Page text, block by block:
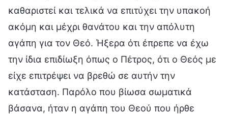
καθαριστεί και τελικά να επιτύχει την υπακοή
ακόμη και μέχρι θανάτου και την απόλυτη
αγάπη για τον Θεό. Ήξερα ότι έπρεπε να έχω
την ίδια επιδίωξη όπως ο Πέτρος, ότι ο Θεός με
είχε επιτρέψει να βρεθώ σε αυτήν την
κατάσταση. Παρόλο που βίωσα σωματικά
βάσανα, ήταν η αγάπη του Θεού που ήρθε